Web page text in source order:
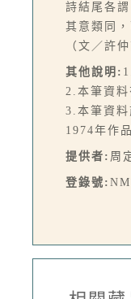
詩結尾各
其意類同
（文／許仲
其他說明:
2.本筆資料
3.本筆資料
1974年作品
提供者: 周
登錄號: